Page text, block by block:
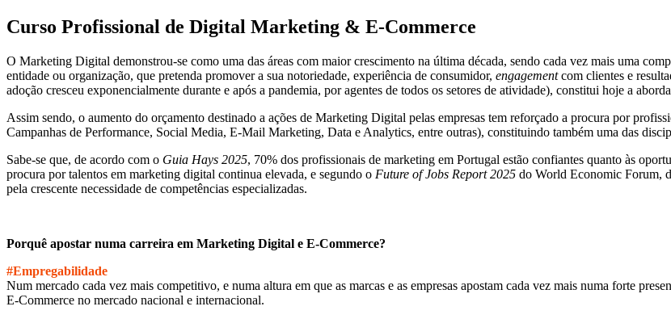
Curso Profissional de Digital Marketing & E-Commerce
O Marketing Digital demonstrou-se como uma das áreas com maior crescimento na última década, sendo cada vez mais uma
entidade ou organização, que pretenda promover a sua notoriedade, experiência de consumidor, engagementcom clientes e
adoção cresceu exponencialmente durante e após a pandemia, por agentes de todos os setores de atividade), constitui hoje a
Assim sendo, o aumento do orçamento destinado a ações de Marketing Digital pelas empresas tem reforçado a procura por
Campanhas de Performance, Social Media, E-Mail Marketing, Data e Analytics, entre outras), constituindo também uma das
Sabe-se que, de acordo com o Guia Hays 2025, 70% dos profissionais de marketing em Portugal estão confiantes quanto às
procura por talentos em marketing digital continua elevada, e segundo o Future of Jobs Report 2025 do World Economic Forum,
pela crescente necessidade de competências especializadas.
Porquê apostar numa carreira em Marketing Digital e E-Commerce?
#Empregabilidade
Num mercado cada vez mais competitivo, e numa altura em que as marcas e as empresas apostam cada vez mais numa forte
E-Commerce no mercado nacional e internacional.